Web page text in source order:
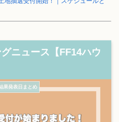
ニュース【FF14ハウ
果発表日まとめ